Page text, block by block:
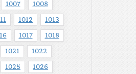
1007 1008
1012 1013
1017 1018
1021 1022
1025 1026